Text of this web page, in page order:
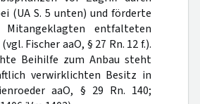
(UA S. 5 unten) und förderte
entfalteten
Fischer aaO, § 27 Rn. 12 f.).
Beihilfe zum Anbau steht
verwirklichten Besitz in
aaO, § 29 Rn. 140;